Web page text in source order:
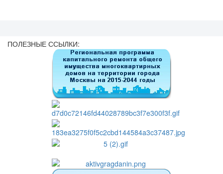
ПОЛЕЗНЫЕ ССЫЛКИ: